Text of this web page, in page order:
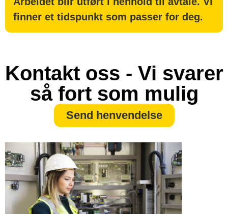
finner et tidspunkt som passer for deg.
Kontakt oss - Vi svarer
så fort som mulig
Send henvendelse